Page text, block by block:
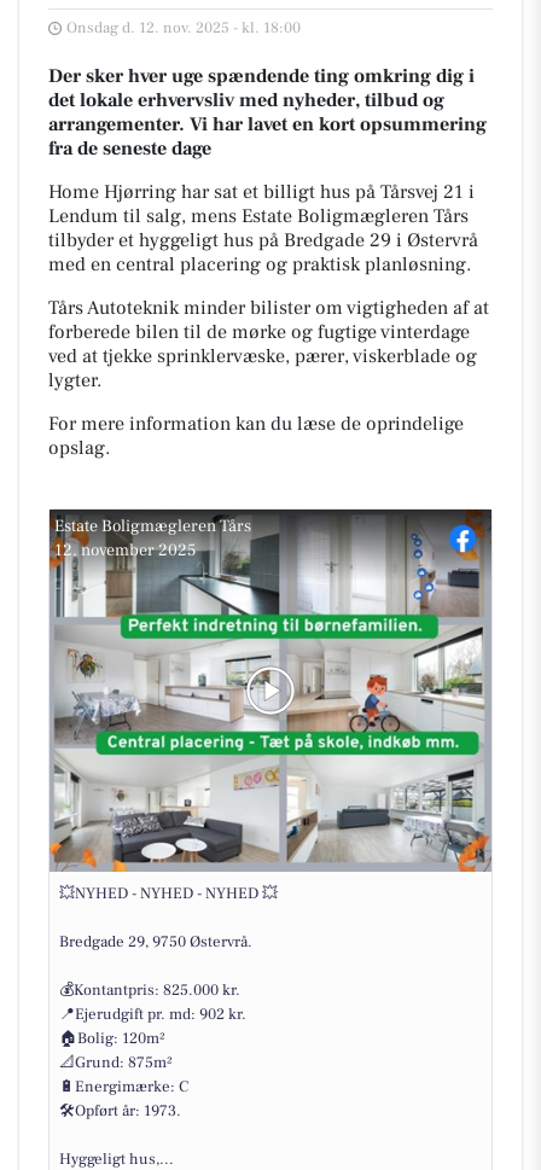
Onsdag d. 12. nov. 2025 - kl. 18:00
Der sker hver uge spændende ting omkring dig i
det lokale erhvervsliv med nyheder, tilbud og
arrangementer. Vi har lavet en kort opsummering
fra de seneste dage
Home Hjørring har sat et billigt hus på Tårsvej 21 i
Lendum til salg, mens Estate Boligmægleren Tårs
tilbyder et hyggeligt hus på Bredgade 29 i Østervrå
med en central placering og praktisk planløsning.
Tårs Autoteknik minder bilister om vigtigheden af at
forberede bilen til de mørke og fugtige vinterdage
ved at tjekke sprinklervæske, pærer, viskerblade og
lygter.
For mere information kan du læse de oprindelige
opslag.
Estate Boligmægleren Tårs
12. november 2025
💥NYHED - NYHED - NYHED 💥
Bredgade 29, 9750 Østervrå.
💰Kontantpris: 825.000 kr.
📍Ejerudgift pr. md: 902 kr.
🏠Bolig: 120m²
📐Grund: 875m²
🔋Energimærke: C
🛠Opført år: 1973.
Hyggeligt hus,...